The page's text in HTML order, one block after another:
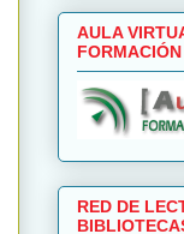
AULA
FORMACIÓN
RED DE